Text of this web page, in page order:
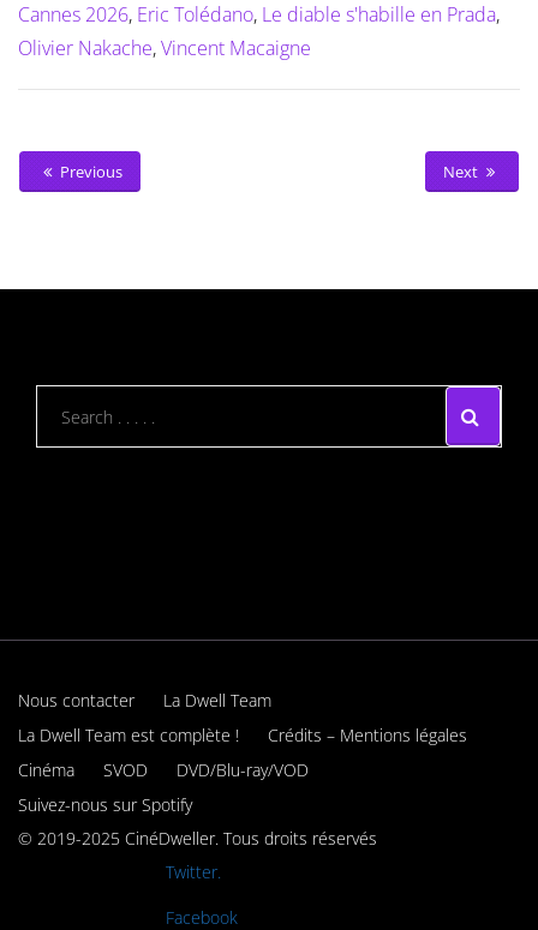
Cannes 2026, Eric Tolédano, Le diable s'habille en Prada,
Olivier Nakache,Vincent Macaigne
Previous Next
Nous contacter
La Dwell Team
La Dwell Team est complète !
Crédits – Mentions légales
Cinéma
SVOD
DVD/Blu-ray/VOD
Suivez-nous sur Spotify
© 2019-2025 CinéDweller. Tous droits réservés
Twitter.
Facebook